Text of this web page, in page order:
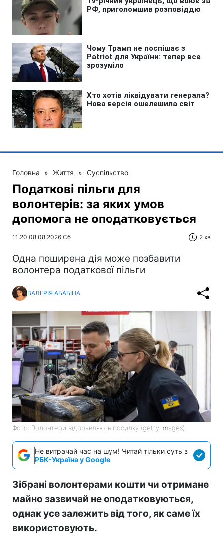
Головна » Життя » Суспільство
Податкові пільги для
волонтерів: за яких умов
допомога не оподатковується
11:20 08.08.2026 Сб 2 хв
Одна поширена дія може позбавити
волонтера податкової пільги
ВАЛЕРІЯ АБАБІНА
Фото: Волонтери відправляють посилку (getty images)
Не витрачай час на шум! Читай тільки суть з
РБК-Україна у Google
Зібрані волонтерами кошти чи отримане
майно зазвичай не оподатковуються,
однак усе залежить від того, як саме їх
використовують.